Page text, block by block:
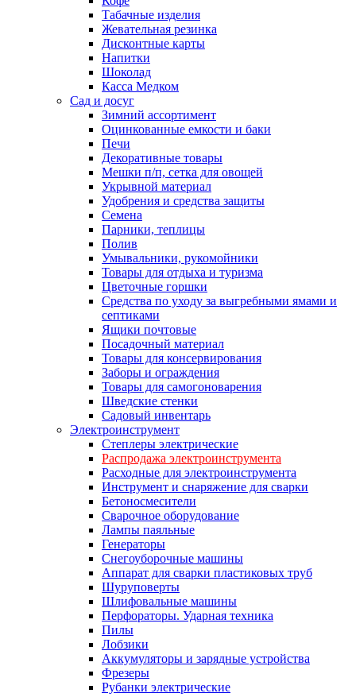
Табачные изделия
Жевательная резинка
Дисконтные карты
Напитки
Шоколад
Касса Медком
Сад и досуг
Зимний ассортимент
Оцинкованные емкости и баки
Печи
Декоративные товары
Мешки п/п, сетка для овощей
Укрывной материал
Удобрения и средства защиты
Семена
Парники, теплицы
Полив
Умывальники, рукомойники
Товары для отдыха и туризма
Цветочные горшки
Средства по уходу за выгребными ямами и
септиками
Ящики почтовые
Посадочный материал
Товары для консервирования
Заборы и ограждения
Товары для самогоноварения
Шведские стенки
Садовый инвентарь
Электроинструмент
Степлеры электрические
Распродажа электроинструмента
Расходные для электроинструмента
Инструмент и снаряжение для сварки
Бетоносмесители
Сварочное оборудование
Лампы паяльные
Генераторы
Снегоуборочные машины
Аппарат для сварки пластиковых труб
Шуруповерты
Шлифовальные машины
Перфораторы. Ударная техника
Пилы
Лобзики
Аккумуляторы и зарядные устройства
Фрезеры
Рубанки электрические